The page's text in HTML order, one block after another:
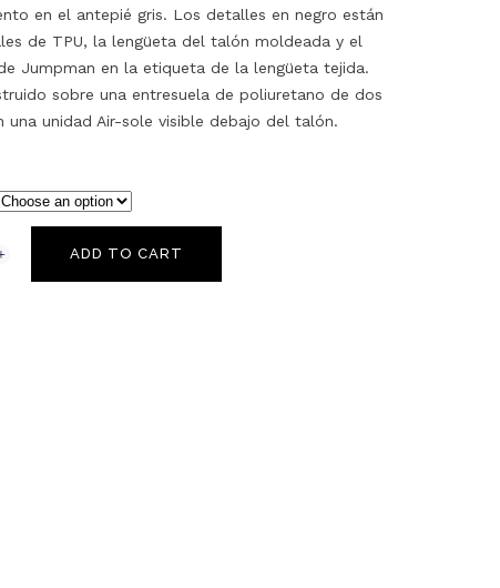
en el antepié gris. Los detalles en negro están
de TPU, la lengüeta del talón moldeada y el
Jumpman en la etiqueta de la lengüeta tejida.
sobre una entresuela de poliuretano de dos
una unidad Air-sole visible debajo del talón.
ADD TO CART